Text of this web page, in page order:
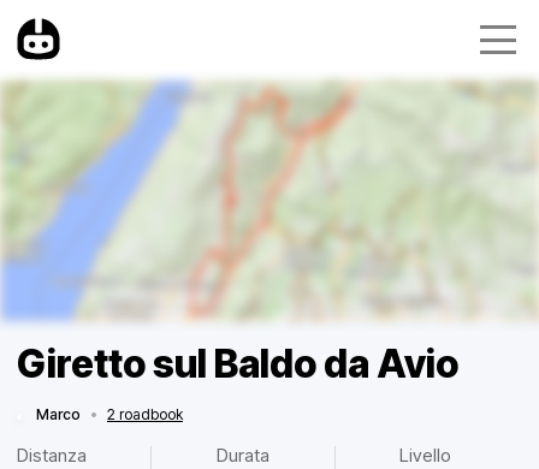
Giretto sul Baldo da Avio
Marco • 2 roadbook
Distanza Durata Livello